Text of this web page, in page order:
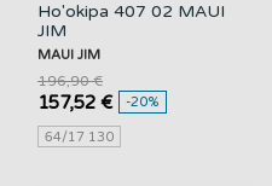
Ho'okipa 407 02 MAUI
JIM
MAUI JIM
157,52 €
196,90 €
-20%
64/17 130